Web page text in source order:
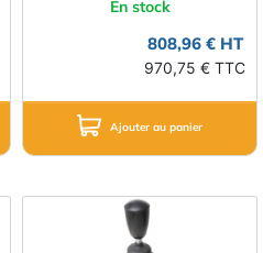
En stock
808,96 € HT
970,75 € TTC
Ajouter au panier